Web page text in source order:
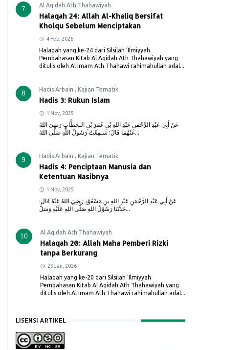
7 Al Aqidah Ath Thahawiyah
Halaqah 24: Allah Al-Khaliq Bersifat
Kholqu Sebelum Menciptakan
4 Feb, 2026
Halaqah yang ke-24 dari Silsilah ‘Ilmiyyah
Pembahasan Kitab Al Aqidah Ath Thahawiyah yang
ditulis oleh Al Imam Ath Thahawi rahimahullah adal...
8 Hadis Arbain , Kajian Tematik
Hadis 3: Rukun Islam
1 Nov, 2025
عَنْ أَبِي عَبْدِ الرَّحْمَنِ عَبْدِ اللهِ بْنِ عُمَرَ بْنِ الـخَطَّابِ رَضِيَ اللهُ
عَنْهُمَا قَالَ: سَـمِعْتُ رَسُولُ اللَّهِ صَلَّى اللهُ...
9 Hadis Arbain , Kajian Tematik
Hadis 4: Penciptaan Manusia dan
Ketentuan Nasibnya
1 Nov, 2025
عَنْ أَبِي عَبْدِ الرَّحْمَنِ عَبْدِ اللهِ بنِ مَسْعُوْدٍ رَضِيَ اللهُ عَنْهُ قَالَ:
حَدَّثَنَا رَسُوْلُ اللهِ صَلَّى اللهِ عَلَيْهِ وَسَلَّ...
10 Al Aqidah Ath Thahawiyah
Halaqah 20: Allah Maha Pemberi Rizki
tanpa Berkurang
29 Jan, 2026
Halaqah yang ke-20 dari Silsilah ‘Ilmiyyah
Pembahasan Kitab Al Aqidah Ath Thahawiyah yang
ditulis oleh Al Imam Ath Thahawi rahimahullah adal...
LISENSI ARTIKEL